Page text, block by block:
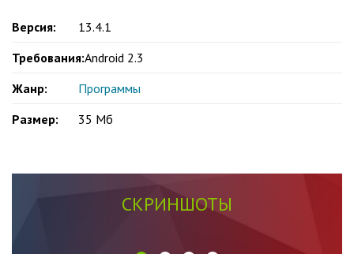
Версия:
13.4.1
Требования:Android 2.3
Жанр:
Программы
Размер:
35 Мб
СКРИНШОТЫ